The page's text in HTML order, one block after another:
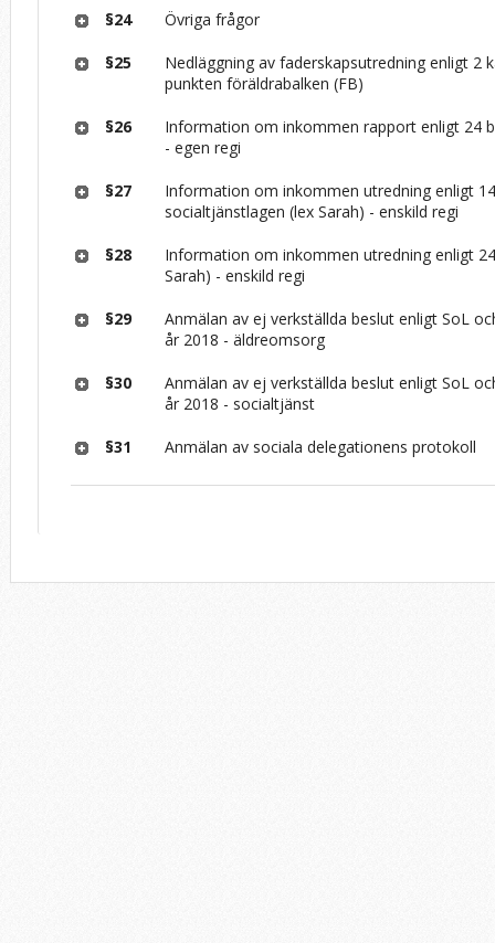
§24 Övriga frågor
§25
Nedläggning av faderskapsutredning enligt 2
punkten föräldrabalken (FB)
§26
Information om inkommen rapport enligt 24 b
- egen regi
§27
Information om inkommen utredning enligt
socialtjänstlagen (lex Sarah) - enskild regi
§28
Information om inkommen utredning enligt
Sarah) - enskild regi
§29
Anmälan av ej verkställda beslut enligt SoL
år 2018 - äldreomsorg
§30
Anmälan av ej verkställda beslut enligt SoL
år 2018 - socialtjänst
§31 Anmälan av sociala delegationens protokoll